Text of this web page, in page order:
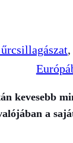
,
kevesebb
a